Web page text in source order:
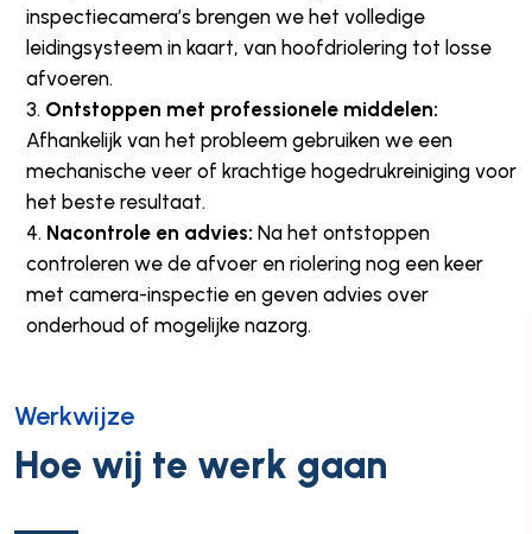
inspectiecamera’s brengen we het volledige
leidingsysteem in kaart, van hoofdriolering tot losse
afvoeren.
Ontstoppen met professionele middelen:
Afhankelijk van het probleem gebruiken we een
mechanische veer of krachtige hogedrukreiniging voor
het beste resultaat.
Nacontrole en advies: Na het ontstoppen
controleren we de afvoer en riolering nog een keer
met camera-inspectie en geven advies over
onderhoud of mogelijke nazorg.
Werkwijze
Hoe wij te werk gaan